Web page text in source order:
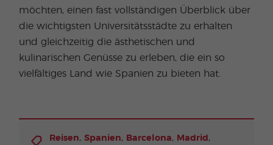
möchten, einen fast vollständigen Überblick über
die wichtigsten Universitätsstädte zu erhalten
und gleichzeitig die ästhetischen und
kulinarischen Genüsse zu erleben, die ein so
vielfältiges Land wie Spanien zu bieten hat.
Reisen, Spanien, Barcelona, Madrid ,